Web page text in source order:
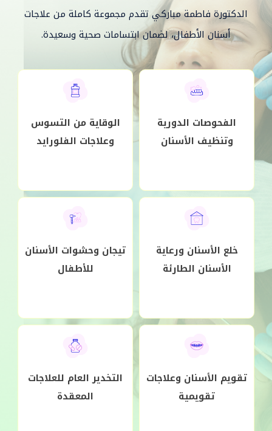
الدكتورة فاطمة مباركي تقدم مجموعة كاملة من علاجات
أسنان الأطفال، لضمان ابتسامات صحية وسعيدة.
الفحوصات الدورية
وتنظيف الأسنان
الوقاية من التسوس
وعلاجات الفلورايد
خلع الأسنان ورعاية
الأسنان الطارئة
تيجان وحشوات الأسنان
للأطفال
تقويم الأسنان وعلاجات
تقويمية
التخدير العام للعلاجات
المعقدة